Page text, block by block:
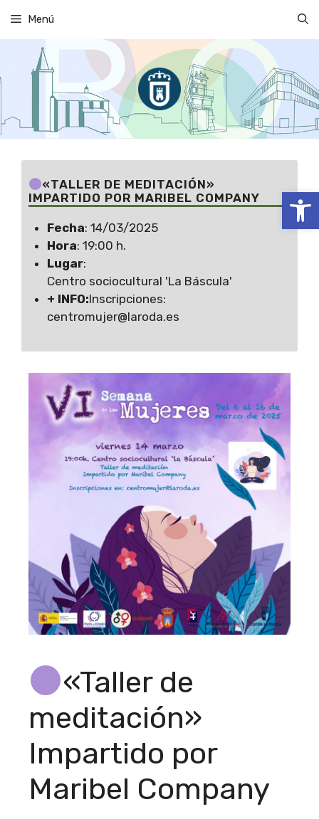
Abrir
contenido
Menú
«Taller de
meditación»
Impartido por
Maribel Company
«TALLER DE MEDITACIÓN»
IMPARTIDO POR MARIBEL COMPANY
Fecha: 14/03/2025
Hora: 19:00 h.
Lugar:
Centro sociocultural 'La Báscula'
+ INFO:Inscripciones:
centromujer@laroda.es